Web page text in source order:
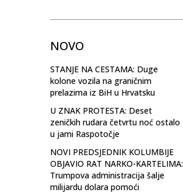
NOVO
STANJE NA CESTAMA: Duge
kolone vozila na graničnim
prelazima iz BiH u Hrvatsku
U ZNAK PROTESTA: Deset
zeničkih rudara četvrtu noć ostalo
u jami Raspotočje
NOVI PREDSJEDNIK KOLUMBIJE
OBJAVIO RAT NARKO-KARTELIMA:
Trumpova administracija šalje
milijardu dolara pomoći